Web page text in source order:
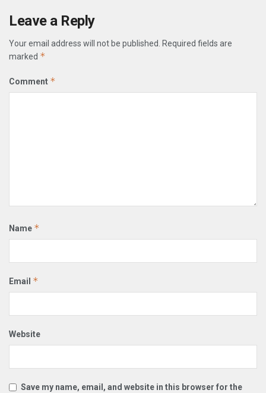
Leave a Reply
Your email address will not be published.
Required fields are
marked *
Comment *
Name *
Email *
Website
Save my name, email, and website in this browser for the